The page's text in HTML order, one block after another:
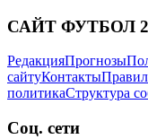
САЙТ ФУТБОЛ
РедакцияПрогнозы
сайтуКонтакты
политикаСтруктура
Соц. сети